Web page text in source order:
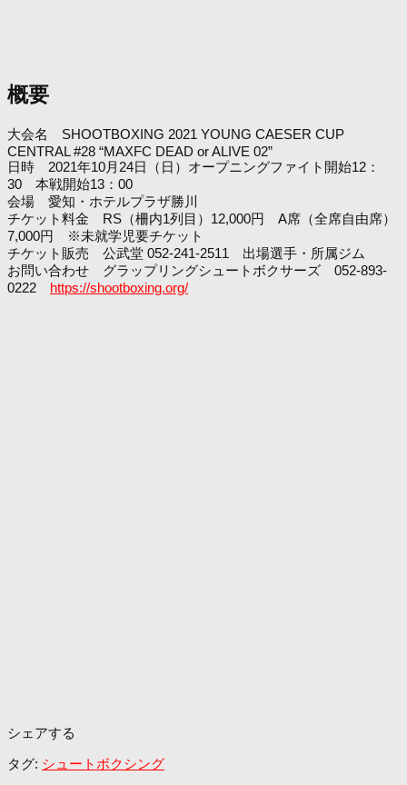
概要
大会名 SHOOTBOXING 2021 YOUNG CAESER CUP
CENTRAL #28 “MAXFC DEAD or ALIVE 02”
日時 2021年10月24日（日）オープニングファイト開始12：
30 本戦開始13：00
会場 愛知・ホテルプラザ勝川
チケット料金 RS（柵内1列目）12,000円 A席（全席自由席）
7,000円 ※未就学児要チケット
チケット販売 公武堂 052-241-2511 出場選手・所属ジム
お問い合わせ グラップリングシュートボクサーズ 052-893-
0222 https://shootboxing.org/
シェアする
タグ: シュートボクシング